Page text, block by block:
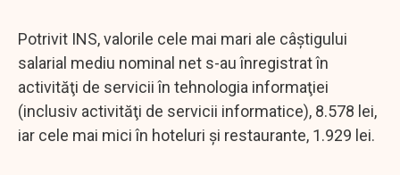
Potrivit INS, valorile cele mai mari ale câştigului
salarial mediu nominal net s-au înregistrat în
activităţi de servicii în tehnologia informaţiei
(inclusiv activităţi de servicii informatice), 8.578 lei,
iar cele mai mici în hoteluri şi restaurante, 1.929 lei.